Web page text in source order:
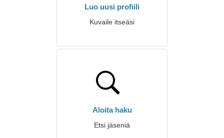
Luo uusi profiili
Kuvaile itseäsi
Aloita haku
Etsi jäseniä